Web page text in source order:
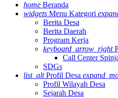
home Beranda
widgets Menu Kategori
Berita Desa
Berita Daerah
Program Kerja
keyboard_arrow_right
Call Center
SDGs
list_alt Profil Desa
Profil Wilayah Desa
Sejarah Desa